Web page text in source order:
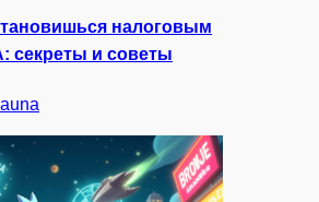
налоговым
секреты и советы